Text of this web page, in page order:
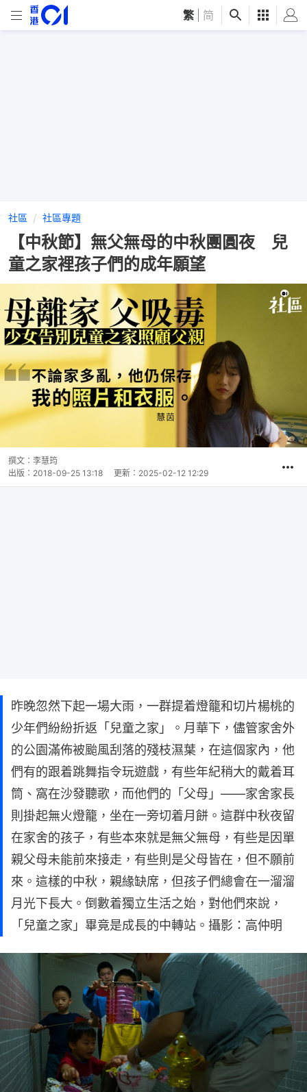
繁 简
社區 社區專題
【中秋節】無父無母的中秋團圓夜 兒
童之家裡孩子們的成年願望
撰文： 李慧筠
出版： 2018-09-25 13:18 更新： 2025-02-12 12:29
昨晚忽然下起一場大雨，一群提着燈籠和切片楊桃的
少年們紛紛折返「兒童之家」。月華下，儘管家舍外
的公園滿佈被颱風刮落的殘枝濕葉，在這個家內，他
們有的跟着跳舞指令玩遊戲，有些年紀稍大的戴着耳
筒、窩在沙發聽歌，而他們的「父母」——家舍家長
則掛起無火燈籠，坐在一旁切着月餅。這群中秋夜留
在家舍的孩子，有些本來就是無父無母，有些是因單
親父母未能前來接走，有些則是父母皆在，但不願前
來。這樣的中秋，親緣缺席，但孩子們總會在一溜溜
月光下長大。倒數着獨立生活之始，對他們來說，
「兒童之家」畢竟是成長的中轉站。攝影：高仲明